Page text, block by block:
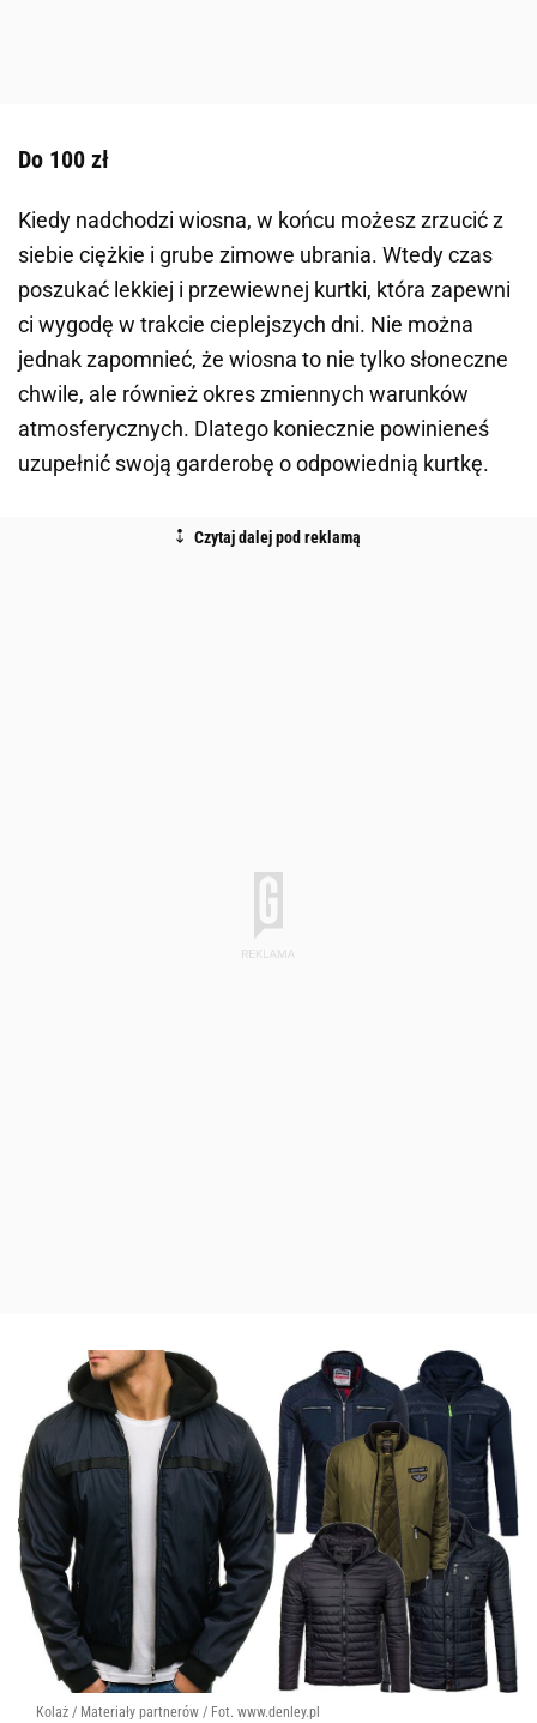
Do 100 zł
Kiedy nadchodzi wiosna, w końcu możesz zrzucić z
siebie ciężkie i grube zimowe ubrania. Wtedy czas
poszukać lekkiej i przewiewnej kurtki, która zapewni
ci wygodę w trakcie cieplejszych dni. Nie można
jednak zapomnieć, że wiosna to nie tylko słoneczne
chwile, ale również okres zmiennych warunków
atmosferycznych. Dlatego koniecznie powinieneś
uzupełnić swoją garderobę o odpowiednią kurtkę.
Kolaż / Materiały partnerów / Fot. www.denley.pl